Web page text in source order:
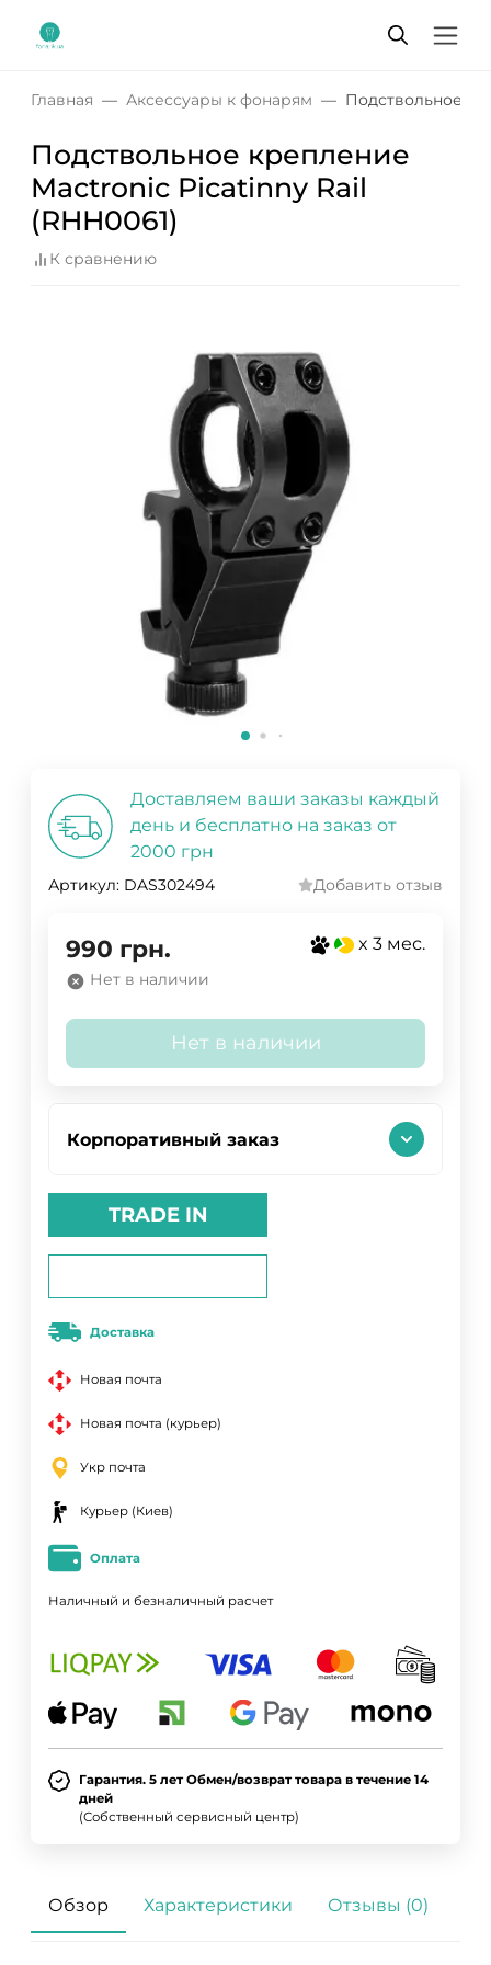
Главная Аксессуары к фонарям Подствольное
Подствольное крепление
Mactronic Picatinny Rail
(RHH0061)
К сравнению
Доставляем ваши заказы каждый
день и бесплатно на заказ от
2000 грн
Артикул: DAS302494 Добавить отзыв
990 грн. x 3 мес.
Нет в наличии
Нет в наличии
Корпоративный заказ
TRADE IN
Доставка
Новая почта
Новая почта (курьер)
Укр почта
Курьер (Киев)
Оплата
Наличный и безналичный расчет
Гарантия. 5 лет Обмен/возврат товара в течение 14
дней
(Собственный сервисный центр)
Обзор Характеристики Отзывы (0)